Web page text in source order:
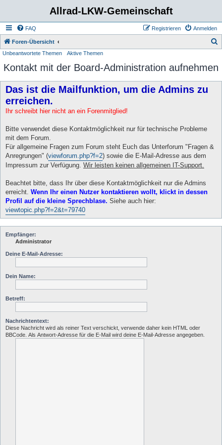
Allrad-LKW-Gemeinschaft
FAQ Anmelden
Registrieren
Foren-Übersicht
Unbeantwortete Themen Aktive Themen
Kontakt mit der Board-Administration aufnehmen
Das ist die Mailfunktion, um die Admins zu
erreichen.
Ihr schreibt hier nicht an ein Forenmitglied!
Bitte verwendet diese Kontaktmöglichkeit nur für technische Probleme
mit dem Forum.
Für allgemeine Fragen zum Forum steht Euch das Unterforum "Fragen &
Anregrungen" (viewforum.php?f=2) sowie die E-Mail-Adresse aus dem
Impressum zur Verfügung. Wir leisten keinen allgemeinen IT-Support.
Beachtet bitte, dass Ihr über diese Kontaktmöglichkeit nur die Admins
erreicht. Wenn Ihr einen Nutzer kontaktieren wollt, klickt in dessen
Profil auf die kleine Sprechblase. Siehe auch hier:
viewtopic.php?f=2&t=79740
Empfänger:
Administrator
Deine E-Mail-Adresse:
Dein Name:
Betreff:
Nachrichtentext:
Diese Nachricht wird als reiner Text verschickt, verwende daher kein HTML oder
BBCode. Als Antwort-Adresse für die E-Mail wird deine E-Mail-Adresse angegeben.